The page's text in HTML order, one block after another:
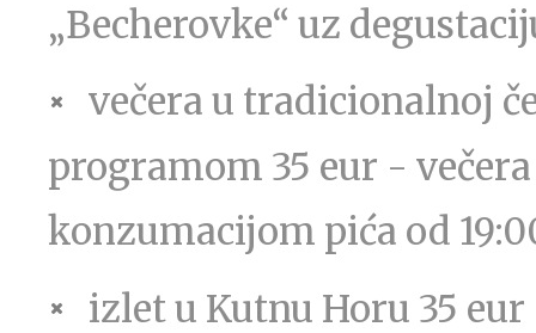
„Becherovke“ uz
večera u tradicionalnoj
programom 35 eur -
konzumacijom pića od
izlet u Kutnu Horu 35